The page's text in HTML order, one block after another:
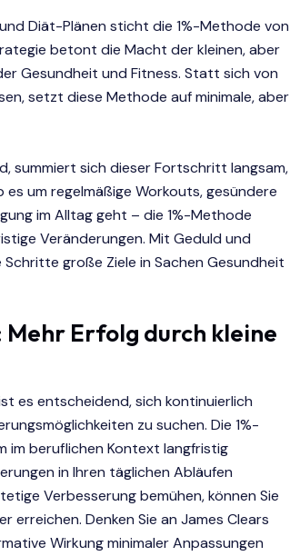
Diät-Plänen sticht die 1%-Methode von
betont die Macht der kleinen, aber
Gesundheit und Fitness. Statt sich von
setzt diese Methode auf minimale, aber
summiert sich dieser Fortschritt langsam,
es um regelmäßige Workouts, gesündere
im Alltag geht – die 1%-Methode
Veränderungen. Mit Geduld und
große Ziele in Sachen Gesundheit
Erfolg durch kleine
es entscheidend, sich kontinuierlich
zu suchen. Die 1%-
im beruflichen Kontext langfristig
in Ihren täglichen Abläufen
Verbesserung bemühen, können Sie
erreichen. Denken Sie an James Clears
Wirkung minimaler Anpassungen